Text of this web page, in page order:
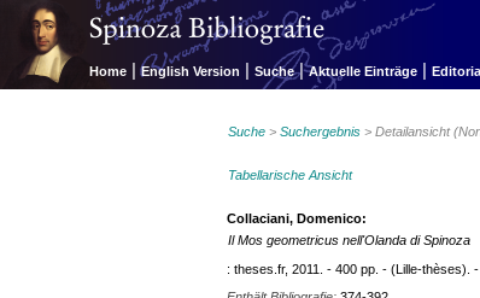
Home | English Version | Suche | Aktuelle Einträge |
Suche >Suchergebnis > Detailansicht
Tabellarische Ansicht
Collaciani, Domenico:
Il Mos geometricus nell'Olanda di Spinoza
: theses.fr, 2011. - 400 pp. - (Lille-thèses).